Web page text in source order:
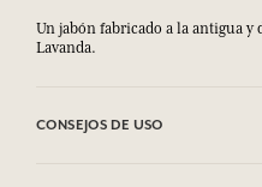
Un jabón fabricado a la antigua y
Lavanda.
CONSEJOS DE USO